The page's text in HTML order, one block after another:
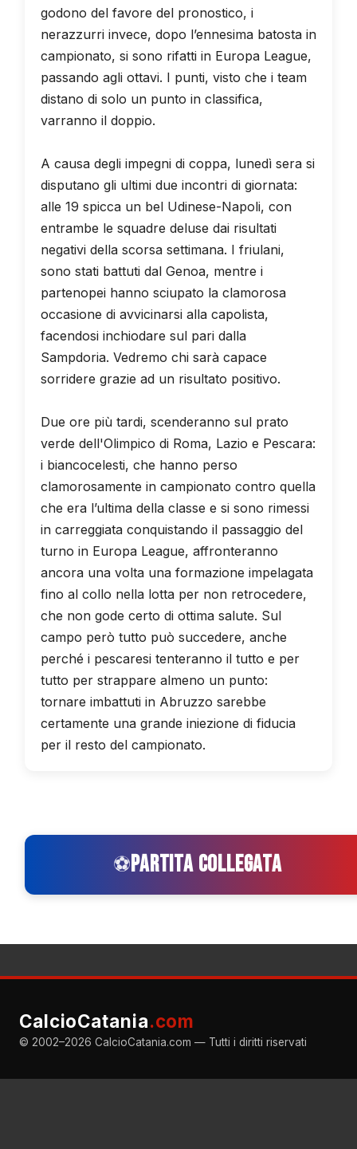
godono del favore del pronostico, i
nerazzurri invece, dopo l’ennesima batosta in
campionato, si sono rifatti in Europa League,
passando agli ottavi. I punti, visto che i team
distano di solo un punto in classifica,
varranno il doppio.
A causa degli impegni di coppa, lunedì sera si
disputano gli ultimi due incontri di giornata:
alle 19 spicca un bel Udinese-Napoli, con
entrambe le squadre deluse dai risultati
negativi della scorsa settimana. I friulani,
sono stati battuti dal Genoa, mentre i
partenopei hanno sciupato la clamorosa
occasione di avvicinarsi alla capolista,
facendosi inchiodare sul pari dalla
Sampdoria. Vedremo chi sarà capace
sorridere grazie ad un risultato positivo.
Due ore più tardi, scenderanno sul prato
verde dell'Olimpico di Roma, Lazio e Pescara:
i biancocelesti, che hanno perso
clamorosamente in campionato contro quella
che era l’ultima della classe e si sono rimessi
in carreggiata conquistando il passaggio del
turno in Europa League, affronteranno
ancora una volta una formazione impelagata
fino al collo nella lotta per non retrocedere,
che non gode certo di ottima salute. Sul
campo però tutto può succedere, anche
perché i pescaresi tenteranno il tutto e per
tutto per strappare almeno un punto:
tornare imbattuti in Abruzzo sarebbe
certamente una grande iniezione di fiducia
per il resto del campionato.
⚽PARTITA COLLEGATA
CalcioCatania.com
© 2002–2026 CalcioCatania.com — Tutti i diritti riservati